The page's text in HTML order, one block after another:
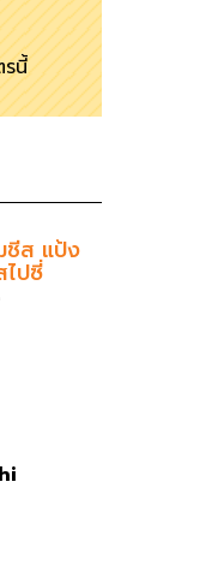
นี้
ชีส แป้ง
ปซี่